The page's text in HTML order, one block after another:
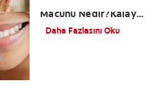
Macunu Nedir?Kalay
Florürlü Diş Macunu
Daha Fazlasını Oku